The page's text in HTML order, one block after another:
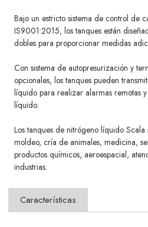
Bajo un estricto sistema de control de
IS9001:2015, los tanques están
dobles para proporcionar medidas
Con sistema de autopresurización y
opcionales, los tanques pueden
líquido para realizar alarmas remotas
líquido.
Los tanques de nitrógeno líquido
moldeo, cría de animales, medicina,
productos químicos, aeroespacial,
industrias.
Características